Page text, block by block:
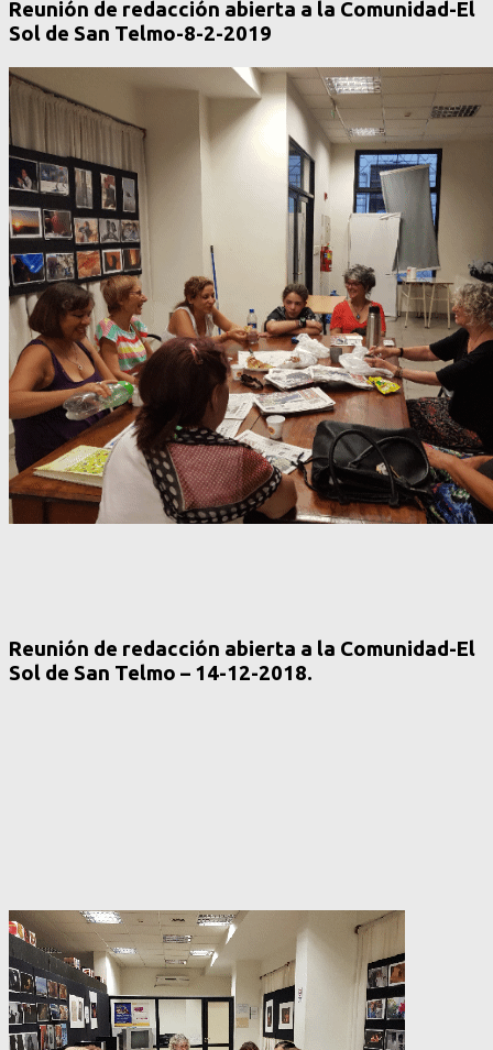
Reunión de redacción abierta a la Comunidad-El
Sol de San Telmo-8-2-2019
Reunión de redacción abierta a la Comunidad-El
Sol de San Telmo – 14-12-2018.